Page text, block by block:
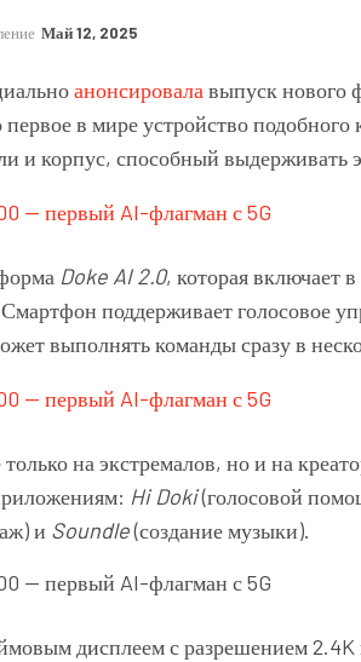
Май 12, 2025
анонсировала выпуск нового
в мире устройство
и корпус, способный выдерживать
Doke AI 2.0, которая включает
поддерживает голосовое
выполнять команды сразу в
на экстремалов, но и на
Hi Doki(голосовой
и Soundle(создание музыки).
дисплеем с разрешением